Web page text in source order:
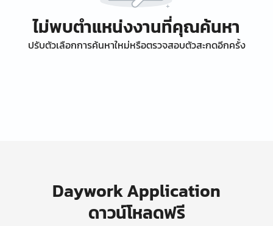
ไม่พบตำแหน่งงานที่คุณค้นหา
ปรับตัวเลือกการค้นหาใหม่หรือตรวจสอบตัวสะกดอีกครั้ง
Daywork Application
ดาวน์โหลดฟรี